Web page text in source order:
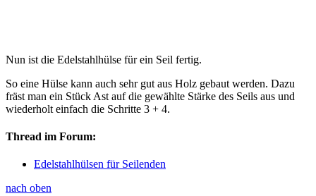
Nun ist die Edelstahlhülse für ein Seil fertig.
So eine Hülse kann auch sehr gut aus Holz gebaut werden. Dazu
fräst man ein Stück Ast auf die gewählte Stärke des Seils aus und
wiederholt einfach die Schritte 3 + 4.
Thread im Forum:
Edelstahlhülsen für Seilenden
nach oben